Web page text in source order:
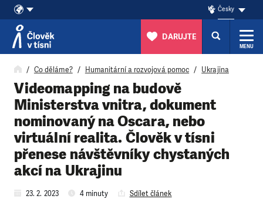
Přeskočit na obsah
Česky
DARUJTE
MENU
Co děláme? Humanitární a rozvojová pomoc Ukrajina
Videomapping na budově
Ministerstva vnitra, dokument
nominovaný na Oscara, nebo
virtuální realita. Člověk v tísni
přenese návštěvníky chystaných
akcí na Ukrajinu
23. 2. 2023 4 minuty Sdílet článek